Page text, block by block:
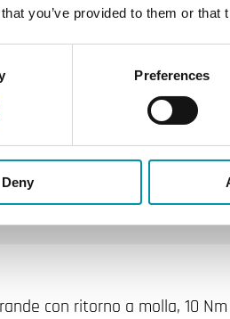
you’ve provided to them or
Preferences
Deny
con ritorno a molla, 10 Nm